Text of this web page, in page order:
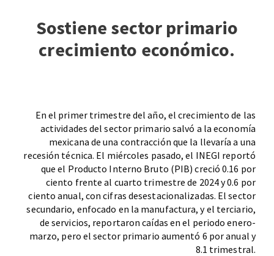
Sostiene sector primario
crecimiento económico.
En el primer trimestre del año, el crecimiento de las
actividades del sector primario salvó a la economía
mexicana de una contracción que la llevaría a una
recesión técnica. El miércoles pasado, el INEGI reportó
que el Producto Interno Bruto (PIB) creció 0.16 por
ciento frente al cuarto trimestre de 2024 y 0.6 por
ciento anual, con cifras desestacionalizadas. El sector
secundario, enfocado en la manufactura, y el terciario,
de servicios, reportaron caídas en el periodo enero-
marzo, pero el sector primario aumentó 6 por anual y
8.1 trimestral.